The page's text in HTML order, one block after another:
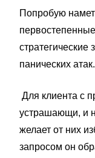
Попробую
стратегические
панических атак.
Для клиента с
устрашающи, и
желает от них
запросом он